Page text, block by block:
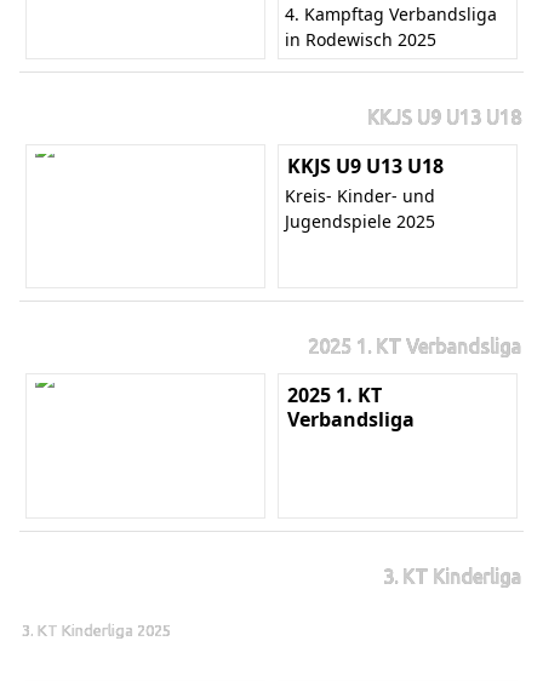
4. Kampftag Verbandsliga
in Rodewisch 2025
KKJS U9 U13 U18
KKJS U9 U13 U18
Kreis- Kinder- und
Jugendspiele 2025
2025 1. KT Verbandsliga
2025 1. KT
Verbandsliga
3. KT Kinderliga
3. KT Kinderliga 2025